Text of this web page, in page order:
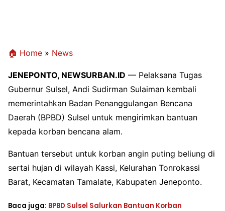
🏠 Home » News
JENEPONTO, NEWSURBAN.ID — Pelaksana Tugas
Gubernur Sulsel, Andi Sudirman Sulaiman kembali
memerintahkan Badan Penanggulangan Bencana
Daerah (BPBD) Sulsel untuk mengirimkan bantuan
kepada korban bencana alam.
Bantuan tersebut untuk korban angin puting beliung di
sertai hujan di wilayah Kassi, Kelurahan Tonrokassi
Barat, Kecamatan Tamalate, Kabupaten Jeneponto.
Baca juga: BPBD Sulsel Salurkan Bantuan Korban